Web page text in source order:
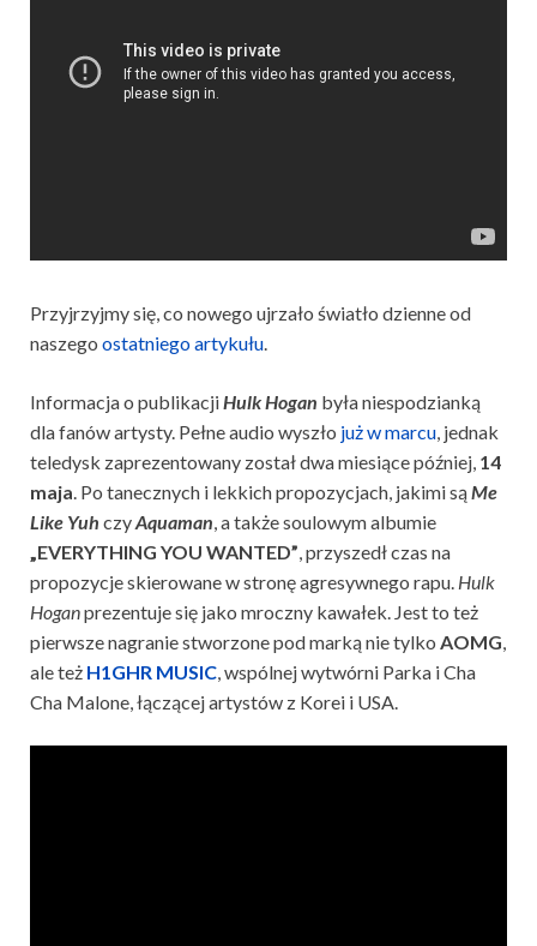
Przyjrzyjmy się, co nowego ujrzało światło dzienne od
naszego ostatniego artykułu.
Informacja o publikacjiHulk Hogan była niespodzianką
dla fanów artysty. Pełne audio wyszło już w marcu, jednak
teledysk zaprezentowany został dwa miesiące później, 14
maja. Po tanecznych i lekkich propozycjach, jakimi sąMe
Like Yuh czyAquaman, a także soulowym albumie
„EVERYTHING YOU WANTED”, przyszedł czas na
propozycje skierowane w stronę agresywnego rapu. Hulk
Hoganprezentuje się jako mroczny kawałek. Jest to też
pierwsze nagranie stworzone pod marką nie tylko AOMG,
ale też H1GHR MUSIC, wspólnej wytwórni Parka i Cha
Cha Malone, łączącej artystów z Korei i USA.